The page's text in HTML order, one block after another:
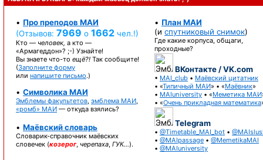
• Про преподов МАИ
(Отзывов: 7969 о 1662 чел.!)
Кто — человек, а кто —
«Армагеддон»? ;-) Узнайте!
Вы знаете что-то ещё?! Так сообщите!
(Заполните форму
или напишите письмо.)
• Символика МАИ
Эмблемы факультетов, эмблема МАИ,
«ромб» МАИ — откуда взялись?
• Маёвский словарь
Словарик-справочник маёвских
словечек (козерог, черепаха, ГУК…).
• План МАИ
(и спутниковый снимок)
Где какие корпуса, общаги,
проходные?
ВКонтакте / VK.com
• MAI_club • Маёвский цитатник
• «Типичный МАИ» • «Маёвник»
• MAIuniversity • «Меметика МАИ
• «Очень прикладная математика
Telegram
• @Timetable_MAI_bot •
• @MAIpassage • @MemetikaMAI
• @MAIuniversity